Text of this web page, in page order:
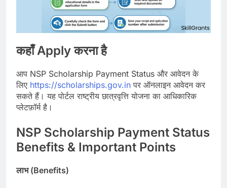
कहाँ Apply करना है
आप NSP Scholarship Payment Status और आवेदन के
लिए https://scholarships.gov.in पर ऑनलाइन आवेदन कर
सकते हैं। यह पोर्टल राष्ट्रीय छात्रवृत्ति योजना का आधिकारिक
प्लेटफ़ॉर्म है।
NSP Scholarship Payment Status
Benefits & Important Points
लाभ (Benefits)